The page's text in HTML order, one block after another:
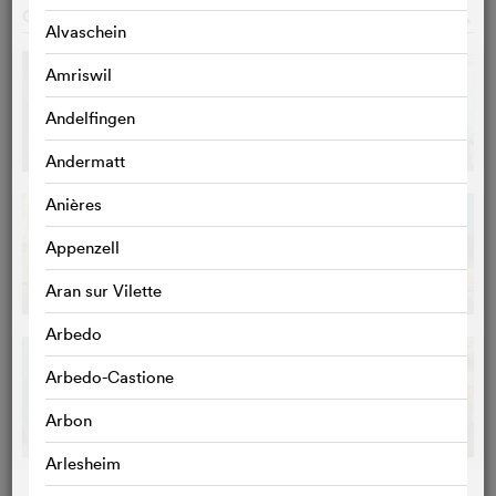
Alvaschein
Amriswil
Andelfingen
Andermatt
Anières
Appenzell
Aran sur Vilette
Arbedo
Arbedo-Castione
Arbon
Arlesheim
GALERIE o